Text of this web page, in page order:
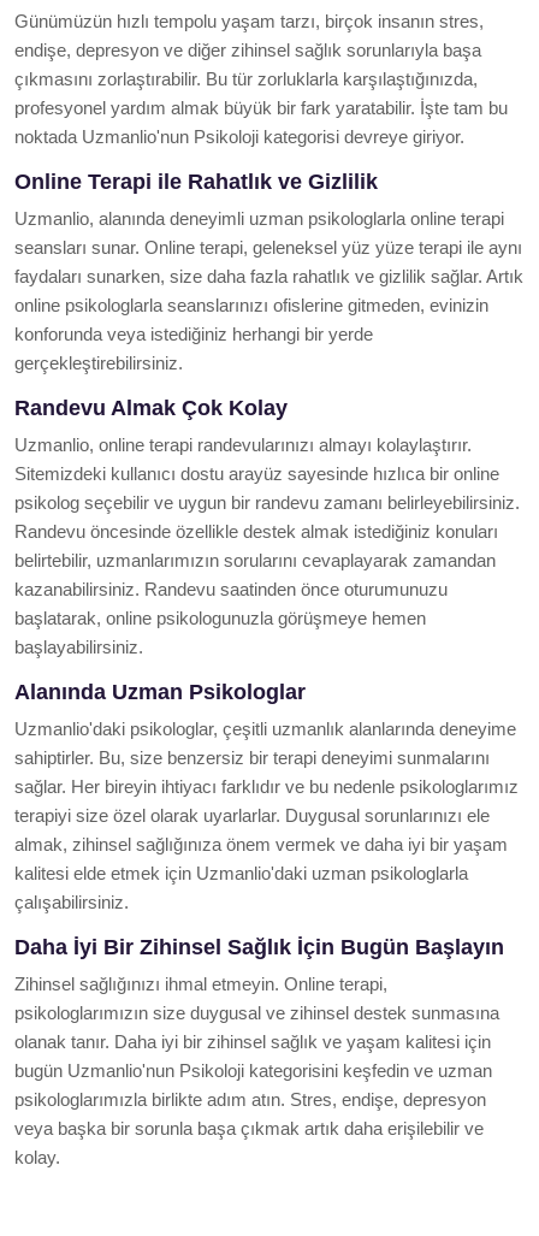
Günümüzün hızlı tempolu yaşam tarzı, birçok insanın stres,
endişe, depresyon ve diğer zihinsel sağlık sorunlarıyla başa
çıkmasını zorlaştırabilir. Bu tür zorluklarla karşılaştığınızda,
profesyonel yardım almak büyük bir fark yaratabilir. İşte tam bu
noktada Uzmanlio'nun Psikoloji kategorisi devreye giriyor.
Online Terapi ile Rahatlık ve Gizlilik
Uzmanlio, alanında deneyimli uzman psikologlarla online terapi
seansları sunar. Online terapi, geleneksel yüz yüze terapi ile aynı
faydaları sunarken, size daha fazla rahatlık ve gizlilik sağlar. Artık
online psikologlarla seanslarınızı ofislerine gitmeden, evinizin
konforunda veya istediğiniz herhangi bir yerde
gerçekleştirebilirsiniz.
Randevu Almak Çok Kolay
Uzmanlio, online terapi randevularınızı almayı kolaylaştırır.
Sitemizdeki kullanıcı dostu arayüz sayesinde hızlıca bir online
psikolog seçebilir ve uygun bir randevu zamanı belirleyebilirsiniz.
Randevu öncesinde özellikle destek almak istediğiniz konuları
belirtebilir, uzmanlarımızın sorularını cevaplayarak zamandan
kazanabilirsiniz. Randevu saatinden önce oturumunuzu
başlatarak, online psikologunuzla görüşmeye hemen
başlayabilirsiniz.
Alanında Uzman Psikologlar
Uzmanlio'daki psikologlar, çeşitli uzmanlık alanlarında deneyime
sahiptirler. Bu, size benzersiz bir terapi deneyimi sunmalarını
sağlar. Her bireyin ihtiyacı farklıdır ve bu nedenle psikologlarımız
terapiyi size özel olarak uyarlarlar. Duygusal sorunlarınızı ele
almak, zihinsel sağlığınıza önem vermek ve daha iyi bir yaşam
kalitesi elde etmek için Uzmanlio'daki uzman psikologlarla
çalışabilirsiniz.
Daha İyi Bir Zihinsel Sağlık İçin Bugün Başlayın
Zihinsel sağlığınızı ihmal etmeyin. Online terapi,
psikologlarımızın size duygusal ve zihinsel destek sunmasına
olanak tanır. Daha iyi bir zihinsel sağlık ve yaşam kalitesi için
bugün Uzmanlio'nun Psikoloji kategorisini keşfedin ve uzman
psikologlarımızla birlikte adım atın. Stres, endişe, depresyon
veya başka bir sorunla başa çıkmak artık daha erişilebilir ve
kolay.